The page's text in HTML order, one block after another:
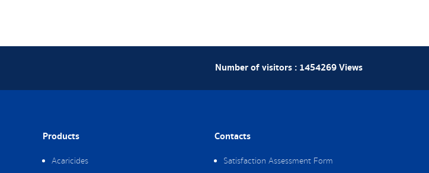
Number of visitors : 1454269Views
Products
Acaricides
Contacts
Satisfaction Assessment Form